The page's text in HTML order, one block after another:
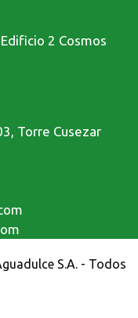
2 Cosmos
Torre Cusezar
S.A. - Todos